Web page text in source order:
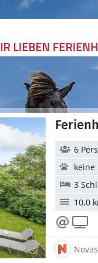
6
keine
3
10,0